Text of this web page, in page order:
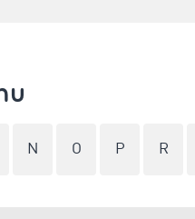
N O P R